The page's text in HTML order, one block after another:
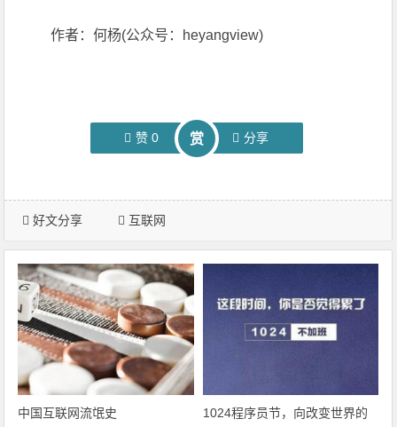
作者：何杨(公众号：heyangview)
赞0 赏 分享
好文分享 互联网
中国互联网流氓史
1024程序员节，向改变世界的